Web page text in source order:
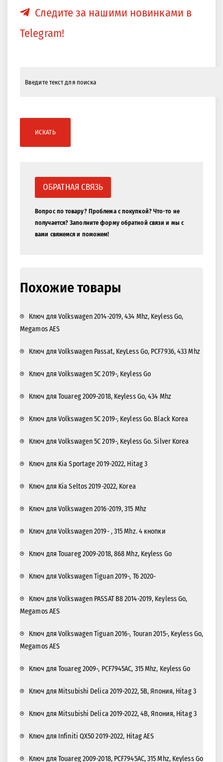
Следите за нашими новинками в
Telegram!
ИСКАТЬ
ОБРАТНАЯ СВЯЗЬ
Вопрос по товару? Проблема с покупкой? Что-то не
получается? Заполните форму обратной связи и мы с
вами свяжемся и поможем!
Похожие товары
Ключ для Volkswagen 2014-2019, 434 Mhz, Keyless Go,
Megamos AES
Ключ для Volkswagen Passat, KeyLess Go, PCF7936, 433 Mhz
Ключ для Volkswagen 5C 2019-, Keyless Go
Ключ для Touareg 2009-2018, Keyless Go, 434 Mhz
Ключ для Volkswagen 5C 2019-, Keyless Go. Black Korea
Ключ для Volkswagen 5C 2019-, Keyless Go. Silver Korea
Ключ для Kia Sportage 2019-2022, Hitag 3
Ключ для Kia Seltos 2019-2022, Korea
Ключ для Volkswagen 2016-2019, 315 Mhz
Ключ для Volkswagen 2019- , 315 Mhz. 4 кнопки
Ключ для Touareg 2009-2018, 868 Mhz, Keyless Go
Ключ для Volkswagen Tiguan 2019-, T6 2020-
Ключ для Volkswagen PASSAT B8 2014-2019, Keyless Go,
Megamos AES
Ключ для Volkswagen Tiguan 2016-, Touran 2015-, Keyless Go,
Megamos AES
Ключ для Touareg 2009-, PCF7945АС, 315 Mhz, Keyless Go
Ключ для Mitsubishi Delica 2019-2022, 5B, Япония, Hitag 3
Ключ для Mitsubishi Delica 2019-2022, 4B, Япония, Hitag 3
Ключ для Infiniti QX50 2019-2022, Hitag AES
Ключ для Touareg 2009-2018, PCF7945АС, 315 Mhz, Keyless Go